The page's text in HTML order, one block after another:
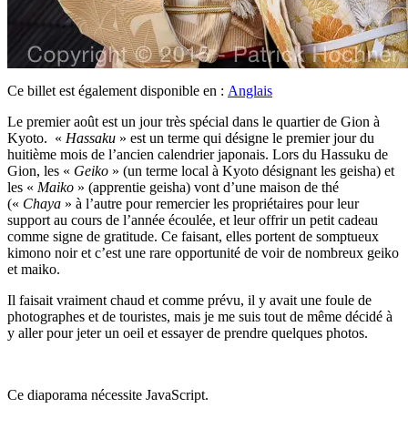
Ce billet est également disponible en : Anglais
Le premier août est un jour très spécial dans le quartier de Gion à
Kyoto. « Hassaku » est un terme qui désigne le premier jour du
huitième mois de l’ancien calendrier japonais. Lors du Hassuku de
Gion, les « Geiko » (un terme local à Kyoto désignant les geisha) et
les « Maiko » (apprentie geisha) vont d’une maison de thé
(« Chaya » à l’autre pour remercier les propriétaires pour leur
support au cours de l’année écoulée, et leur offrir un petit cadeau
comme signe de gratitude. Ce faisant, elles portent de somptueux
kimono noir et c’est une rare opportunité de voir de nombreux geiko
et maiko.
Il faisait vraiment chaud et comme prévu, il y avait une foule de
photographes et de touristes, mais je me suis tout de même décidé à
y aller pour jeter un oeil et essayer de prendre quelques photos.
Ce diaporama nécessite JavaScript.